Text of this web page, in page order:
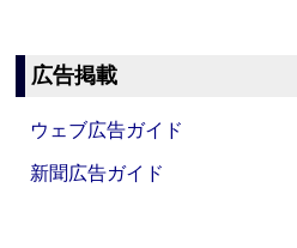
広告掲載
ウェブ広告ガイド
新聞広告ガイド